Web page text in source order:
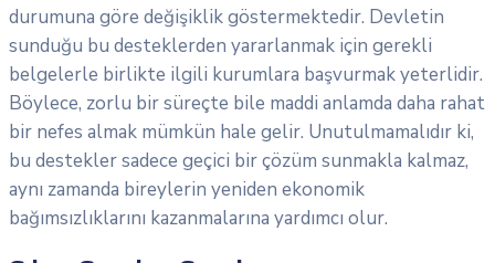
durumuna göre değişiklik göstermektedir. Devletin
sunduğu bu desteklerden yararlanmak için gerekli
belgelerle birlikte ilgili kurumlara başvurmak yeterlidir.
Böylece, zorlu bir süreçte bile maddi anlamda daha rahat
bir nefes almak mümkün hale gelir. Unutulmamalıdır ki,
bu destekler sadece geçici bir çözüm sunmakla kalmaz,
aynı zamanda bireylerin yeniden ekonomik
bağımsızlıklarını kazanmalarına yardımcı olur.